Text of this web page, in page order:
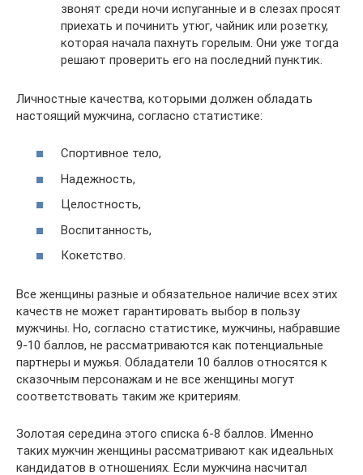
звонят среди ночи испуганные и в слезах просят
приехать и починить утюг, чайник или розетку,
которая начала пахнуть горелым. Они уже тогда
решают проверить его на последний пунктик.
Личностные качества, которыми должен обладать
настоящий мужчина, согласно статистике:
Спортивное тело,
Надежность,
Целостность,
Воспитанность,
Кокетство.
Все женщины разные и обязательное наличие всех этих
качеств не может гарантировать выбор в пользу
мужчины. Но, согласно статистике, мужчины, набравшие
9-10 баллов, не рассматриваются как потенциальные
партнеры и мужья. Обладатели 10 баллов относятся к
сказочным персонажам и не все женщины могут
соответствовать таким же критериям.
Золотая середина этого списка 6-8 баллов. Именно
таких мужчин женщины рассматривают как идеальных
кандидатов в отношениях. Если мужчина насчитал